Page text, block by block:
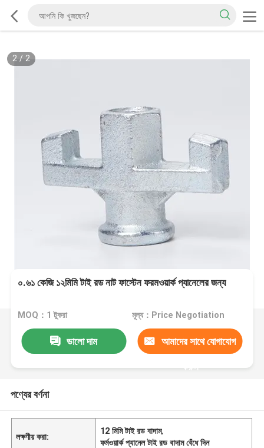
2/ 2
০.৬১ কেজি ১২মিমি টাই রড নাট ফাস্টেন ফরমওয়ার্ক প্যানেলের জন্য
MOQ：1 টুকরা মূল্য：Price Negotiation
ভালো দাম আমাদের সাথে যোগাযোগ
করুন
পণ্যের বর্ণনা
লক্ষণীয় করা:
12 মিমি টাই রড বাদাম,
ফর্মওয়ার্ক প্যানেল টাই রড বাদাম বেঁধে দিন